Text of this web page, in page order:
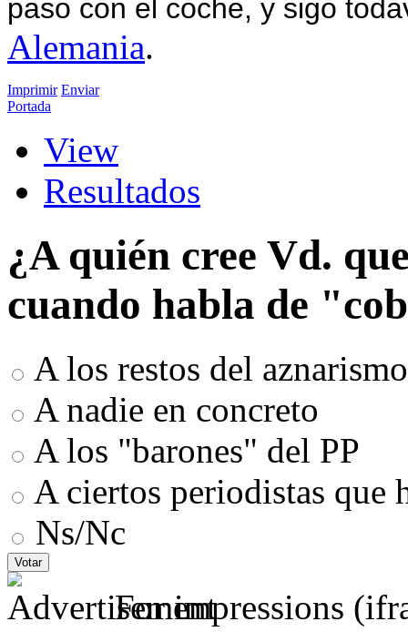
paso con el coche, y sigo
Alemania.
Imprimir Enviar
Portada
View
Resultados
¿A quién cree Vd.
cuando habla de
A los restos del aznarismo
A nadie en concreto
A los "barones" del PP
A ciertos periodistas que
Ns/Nc
For impressions